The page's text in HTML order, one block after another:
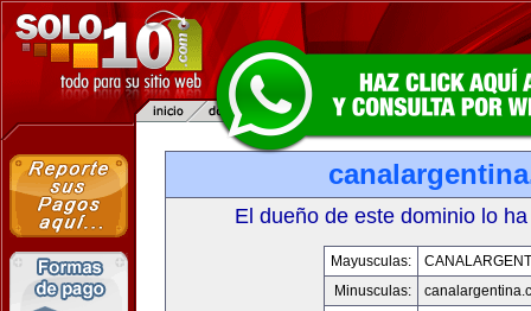
El dueño de este dominio lo
Mayusculas:
Minusculas: